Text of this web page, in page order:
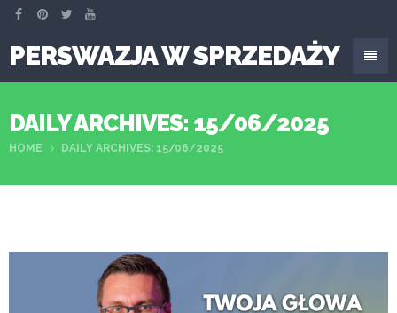
PERSWAZJA W SPRZEDAŻY
DAILY ARCHIVES: 15/06/2025
HOME DAILY ARCHIVES: 15/06/2025